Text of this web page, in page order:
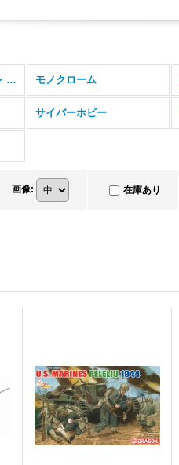
その他インジェクション (全商品) モノクローム
サイバーホビー
画像: 在庫あり